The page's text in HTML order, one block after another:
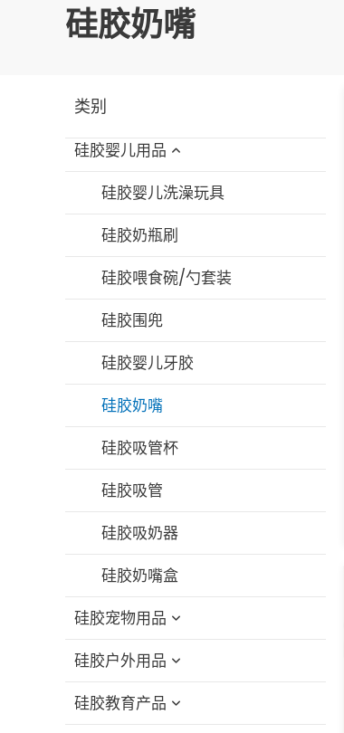
硅胶奶嘴
类别
硅胶婴儿用品
硅胶婴儿洗澡玩具
硅胶奶瓶刷
硅胶喂食碗/勺套装
硅胶围兜
硅胶婴儿牙胶
硅胶奶嘴
硅胶吸管杯
硅胶吸管
硅胶吸奶器
硅胶奶嘴盒
硅胶宠物用品
硅胶猫咪磨牙玩具
硅胶狗咀嚼玩具
硅胶户外用品
硅胶折叠杯
硅胶教育产品